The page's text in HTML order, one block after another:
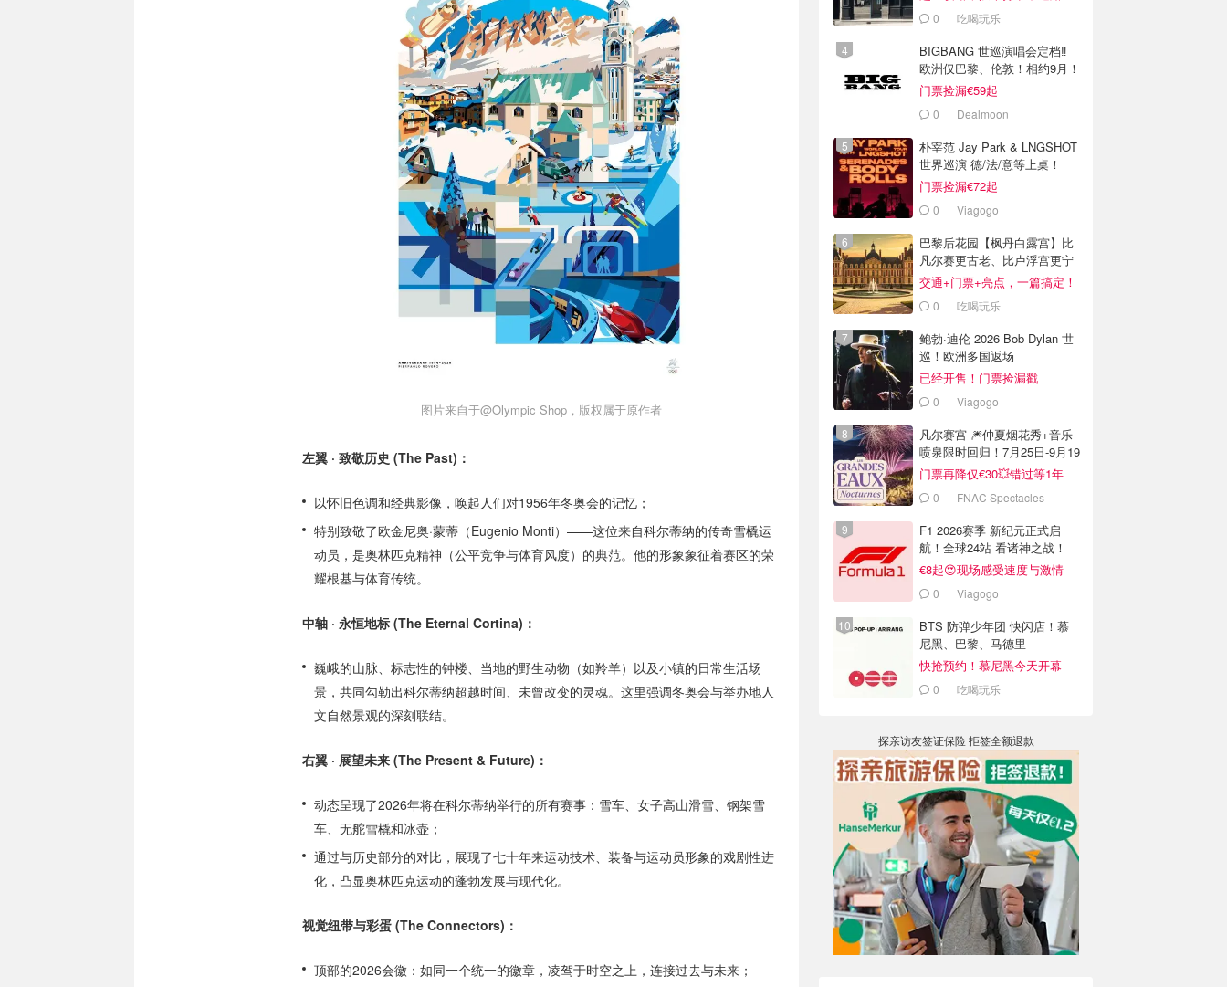
图片来自于@Olympic Shop，版权属于原作者
左翼 · 致敬历史 (The Past)：
以怀旧色调和经典影像，唤起人们对1956年冬奥会的记忆；
特别致敬了欧金尼奥·蒙蒂（Eugenio Monti）——这位来自科尔蒂纳的传奇雪橇运
动员，是奥林匹克精神（公平竞争与体育风度）的典范。他的形象象征着赛区的荣
耀根基与体育传统。
中轴 · 永恒地标 (The Eternal Cortina)：
巍峨的山脉、标志性的钟楼、当地的野生动物（如羚羊）以及小镇的日常生活场
景，共同勾勒出科尔蒂纳超越时间、未曾改变的灵魂。这里强调冬奥会与举办地人
文自然景观的深刻联结。
右翼 · 展望未来 (The Present & Future)：
动态呈现了2026年将在科尔蒂纳举行的所有赛事：雪车、女子高山滑雪、钢架雪
车、无舵雪橇和冰壶；
通过与历史部分的对比，展现了七十年来运动技术、装备与运动员形象的戏剧性进
化，凸显奥林匹克运动的蓬勃发展与现代化。
视觉纽带与彩蛋 (The Connectors)：
顶部的2026会徽：如同一个统一的徽章，凌驾于时空之上，连接过去与未来；
0 吃喝玩乐
BIGBANG 世巡演唱会定档‼️
欧洲仅巴黎、伦敦！相约9月！
门票捡漏€59起
0 Dealmoon
朴宰范 Jay Park & LNGSHOT
世界巡演 德/法/意等上桌！
门票捡漏€72起
0 Viagogo
巴黎后花园【枫丹白露宫】比
凡尔赛更古老、比卢浮宫更宁
静！
交通+门票+亮点，一篇搞定！
0 吃喝玩乐
鲍勃·迪伦 2026 Bob Dylan 世
巡！欧洲多国返场
已经开售！门票捡漏戳
0 Viagogo
凡尔赛宫 🎆仲夏烟花秀+音乐
喷泉限时回归！7月25日-9月19
日
门票再降仅€30💥错过等1年
0 FNAC Spectacles
F1 2026赛季 新纪元正式启
航！全球24站 看诸神之战！
€8起😍现场感受速度与激情
0 Viagogo
BTS 防弹少年团 快闪店！慕
尼黑、巴黎、马德里
快抢预约！慕尼黑今天开幕
0 吃喝玩乐
探亲访友签证保险 拒签全额退款